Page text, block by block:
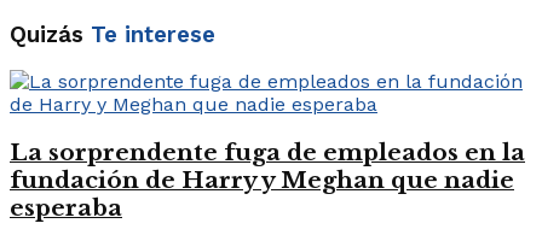
Quizás Te interese
La sorprendente fuga de empleados en la
fundación de Harry y Meghan que nadie
esperaba